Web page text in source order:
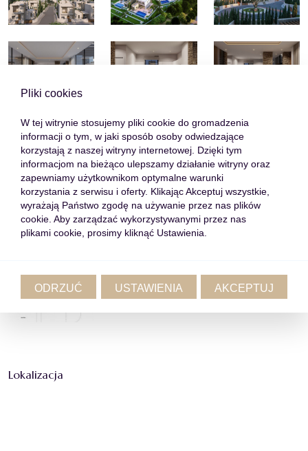
Lokalizacja
Pliki cookies
W tej witrynie stosujemy pliki cookie do gromadzenia
informacji o tym, w jaki sposób osoby odwiedzające
korzystają z naszej witryny internetowej. Dzięki tym
informacjom na bieżąco ulepszamy działanie witryny oraz
zapewniamy użytkownikom optymalne warunki
korzystania z serwisu i oferty. Klikając Akceptuj wszystkie,
wyrażają Państwo zgodę na używanie przez nas plików
cookie. Aby zarządzać wykorzystywanymi przez nas
plikami cookie, prosimy kliknąć Ustawienia.
ODRZUĆ USTAWIENIA AKCEPTUJ